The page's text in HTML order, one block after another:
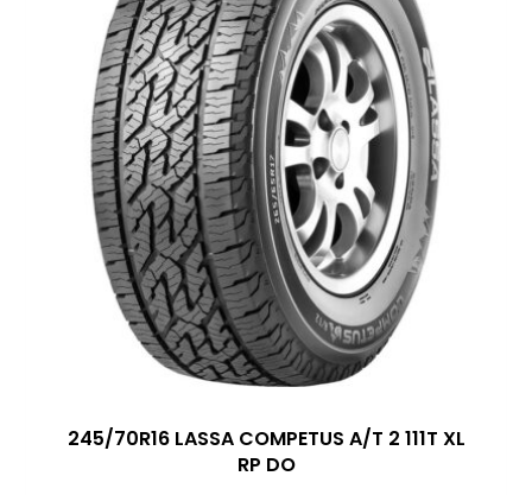
245/70R16 LASSA COMPETUS A/T 2 111T XL
RP DO